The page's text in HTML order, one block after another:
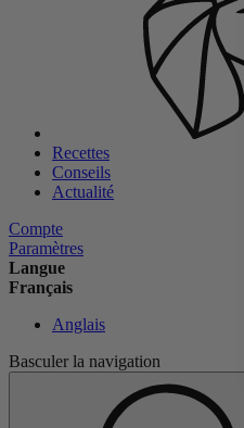
Recettes
Conseils
Actualité
Compte
Paramètres
Langue
Français
Anglais
Basculer la navigation